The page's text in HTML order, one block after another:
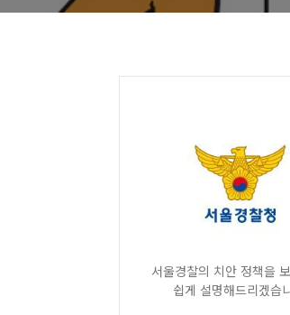
서울경찰의 치안 정책을
쉽게 설명해드리겠습